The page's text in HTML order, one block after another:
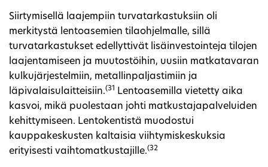
Siirtymisellä laajempiin turvatarkastuksiin oli
merkitystä lentoasemien tilaohjelmalle, sillä
turvatarkastukset edellyttivät lisäinvestointeja tilojen
laajentamiseen ja muutostöihin, uusiin matkatavaran
kulkujärjestelmiin, metallinpaljastimiin ja
läpivalaisulaitteisiin.(31
Lentoasemilla vietetty aika
kasvoi, mikä puolestaan johti matkustajapalveluiden
kehittymiseen. Lentokentistä muodostui
kauppakeskusten kaltaisia viihtymiskeskuksia
erityisesti vaihtomatkustajille.(32